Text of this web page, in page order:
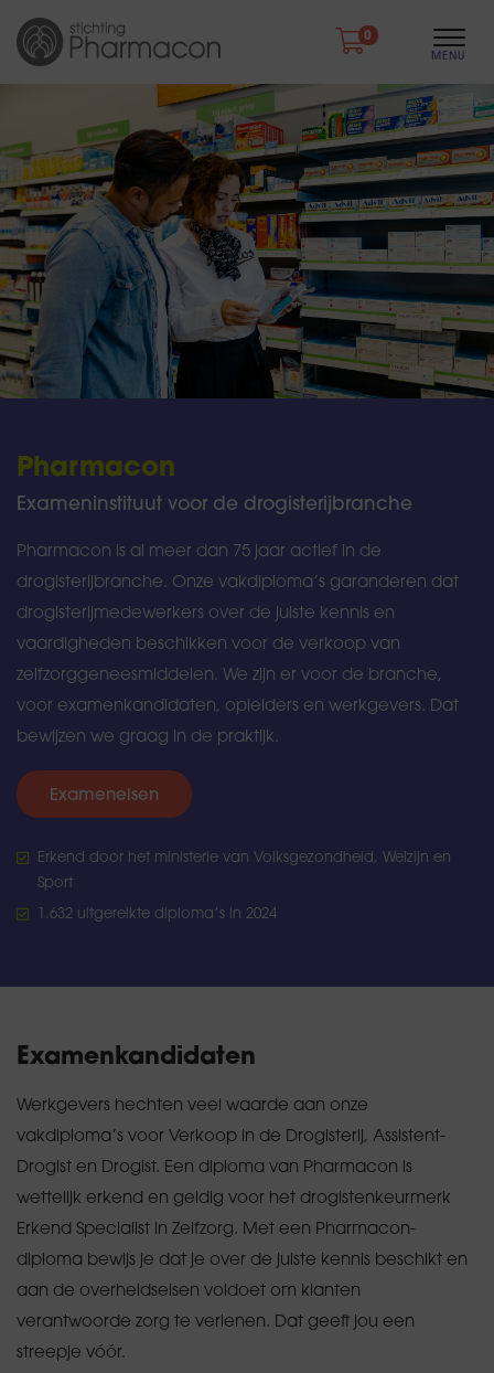
0
Pharmacon
Exameninstituut voor de drogisterijbranche
Pharmacon is al meer dan 75 jaar actief in de
drogisterijbranche. Onze vakdiploma’s garanderen dat
drogisterijmedewerkers over de juiste kennis en
vaardigheden beschikken voor de verkoop van
zelfzorggeneesmiddelen. We zijn er voor de branche,
voor examenkandidaten, opleiders en werkgevers. Dat
bewijzen we graag in de praktijk.
Exameneisen
Erkend door het ministerie van Volksgezondheid, Welzijn en
Sport
1.632 uitgereikte diploma’s in 2024
Examenkandidaten
Werkgevers hechten veel waarde aan onze
vakdiploma’s voor Verkoop in de Drogisterij, Assistent-
Drogist en Drogist. Een diploma van Pharmacon is
wettelijk erkend en geldig voor het drogistenkeurmerk
Erkend Specialist in Zelfzorg. Met een Pharmacon-
diploma bewijs je dat je over de juiste kennis beschikt en
aan de overheidseisen voldoet om klanten
verantwoorde zorg te verlenen. Dat geeft jou een
streepje vóór.